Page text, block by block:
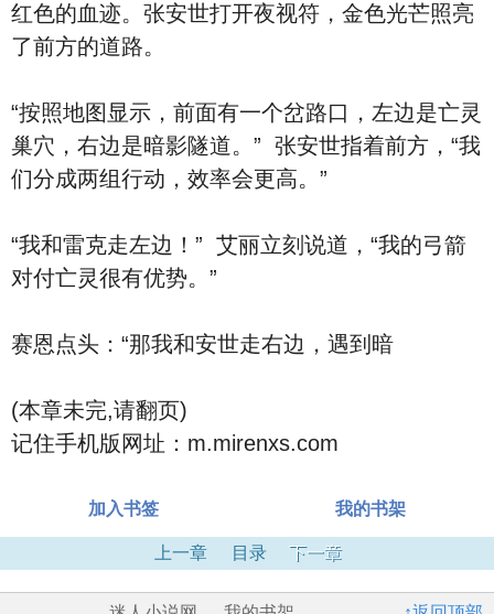
红色的血迹。张安世打开夜视符，金色光芒照亮
了前方的道路。
“按照地图显示，前面有一个岔路口，左边是亡灵
巢穴，右边是暗影隧道。” 张安世指着前方，“我
们分成两组行动，效率会更高。”
“我和雷克走左边！” 艾丽立刻说道，“我的弓箭
对付亡灵很有优势。”
赛恩点头：“那我和安世走右边，遇到暗
(本章未完,请翻页)
记住手机版网址：m.mirenxs.com
加入书签 我的书架
上一章 目录 下一章